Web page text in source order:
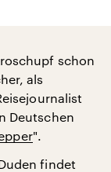
schon
als
Deutschen
".
findet